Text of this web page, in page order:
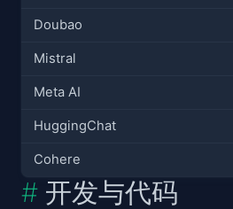
Doubao
Mistral
Meta AI
HuggingChat
Cohere
开发与代码